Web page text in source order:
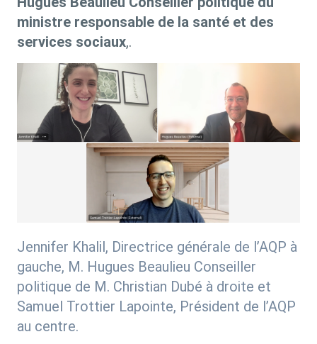
ministre responsable de la santé et des
services sociaux,.
Jennifer Khalil, Directrice générale de l’AQP à
gauche, M. Hugues Beaulieu Conseiller
politique de M. Christian Dubé à droite et
Samuel Trottier Lapointe, Président de l’AQP
au centre.